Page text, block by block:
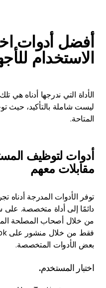
أفضل أدوات
الاستخدام
الأداة التي ندرجها أدناه هي
ليست شاملة بالتأكيد، حيث
المتاحة.
أدوات لتوظيف
مقابلات معهم
توفر الأدوات المدرجة أدناه
دائمًا إلى أداة متخصصة. على
بعض الأدوات المتخصصة.
اختبار المستخدم.